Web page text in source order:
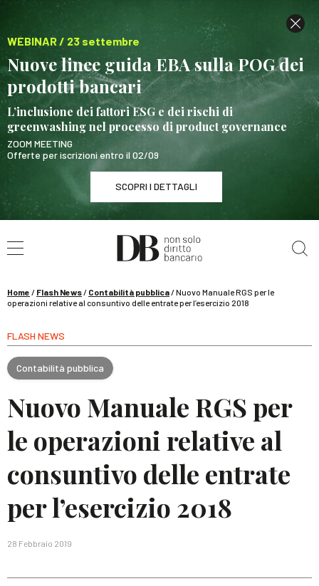
WEBINAR / 23 settembre
Nuove linee guida EBA sulla POG dei
prodotti bancari
L’inclusione dei fattori ESG e dei rischi di
greenwashing nel processo di product governance
ZOOM MEETING
Offerte per iscrizioni entro il 02/09
SCOPRI I DETTAGLI
WEBINAR / 23 settembre
Nuove linee guida EBA sulla POG dei prodotti
SCOPRI I DETTAGLI
Home / Flash News/ Contabilità pubblica/Nuovo Manuale RGS per le
operazioni relative al consuntivo delle entrate per l’esercizio 2018
FLASH NEWS
Contabilità pubblica
Nuovo Manuale RGS per
le operazioni relative al
consuntivo delle entrate
per l’esercizio 2018
28 Febbraio 2019